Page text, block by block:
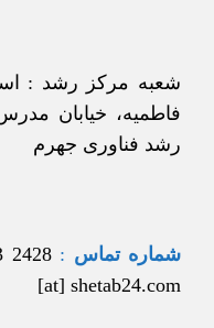
شعبه مرکز رشد :
فاطمیه، خیابان
رشد فناوری جهرم
شماره تماس :
2428 23 54-071
[at] shetab24.com